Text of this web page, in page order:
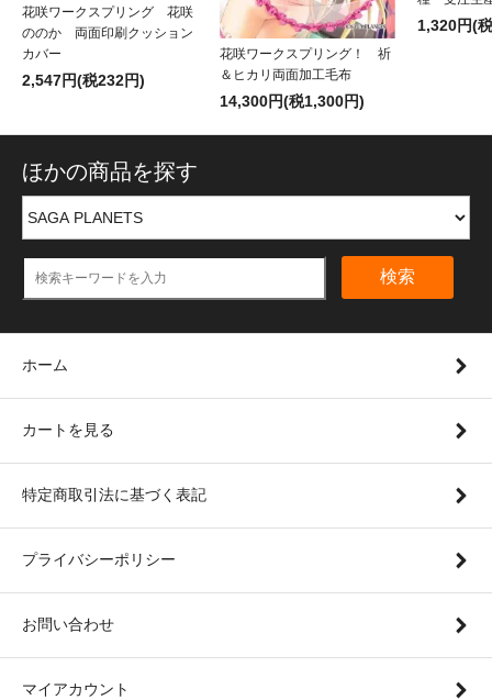
花咲ワークスプリング 花咲
ののか 両面印刷クッション
カバー
2,547円(税232円)
花咲ワークスプリング！ 祈
＆ヒカリ両面加工毛布
14,300円(税1,300円)
1,320円(
ほかの商品を探す
検索
ホーム
カートを見る
特定商取引法に基づく表記
プライバシーポリシー
お問い合わせ
マイアカウント